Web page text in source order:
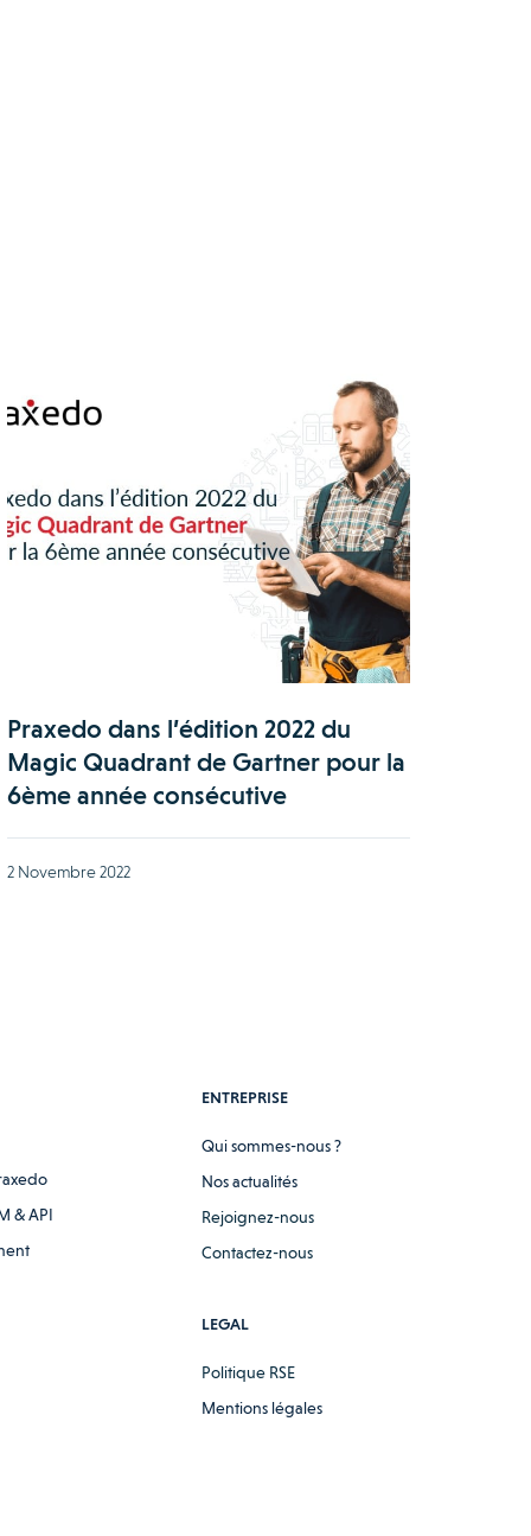
Praxedo dans l’édition 2022 du
Magic Quadrant de Gartner pour la
6ème année consécutive
2 Novembre 2022
& API
ENTREPRISE
Qui sommes-nous ?
Nos actualités
Rejoignez-nous
Contactez-nous
LEGAL
Politique RSE
Mentions légales